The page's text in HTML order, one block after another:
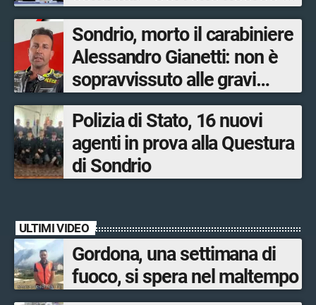
salari adeguati”
Sondrio, morto il carabiniere
Alessandro Gianetti: non è
sopravvissuto alle gravi
ustioni
Polizia di Stato, 16 nuovi
agenti in prova alla Questura
di Sondrio
ULTIMI VIDEO
Gordona, una settimana di
fuoco, si spera nel maltempo